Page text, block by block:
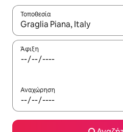
Τοποθεσία
Όταν τα αποτελέσματα είναι
Άφιξη
Αναχώρηση